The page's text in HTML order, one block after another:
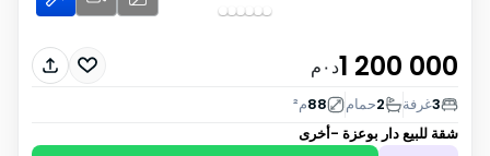
1 200 000د٠م
3غرفة 2حمام 88م²
شقة للبيعدار بوعزة -أخرى